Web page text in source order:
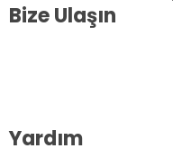
Bize Ulaşın
Yardım